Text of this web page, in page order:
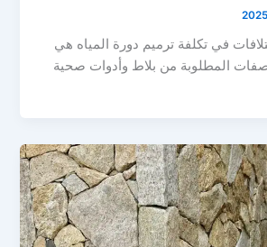
في تكلفة ترميم دورة المياه هي
المطلوبة من بلاط وأدوات صحية